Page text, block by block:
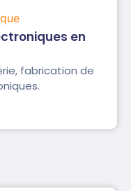
en
fabrication de